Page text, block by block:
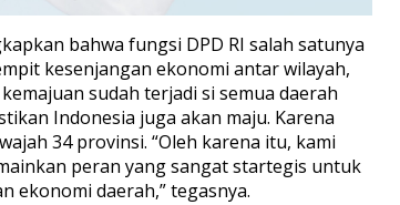
bahwa fungsi DPD RI salah satunya
kesenjangan ekonomi antar wilayah,
sudah terjadi si semua daerah
Indonesia juga akan maju. Karena
34 provinsi. “Oleh karena itu, kami
peran yang sangat startegis untuk
ekonomi daerah,” tegasnya.